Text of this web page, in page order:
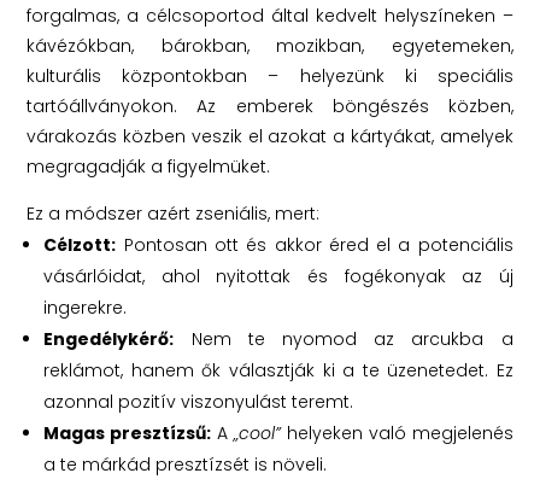
forgalmas, a célcsoportod által kedvelt helyszíneken –
kávézókban, bárokban, mozikban, egyetemeken,
kulturális központokban – helyezünk ki speciális
tartóállványokon. Az emberek böngészés közben,
várakozás közben veszik el azokat a kártyákat, amelyek
megragadják a figyelmüket.
Ez a módszer azért zseniális, mert:
Célzott: Pontosan ott és akkor éred el a potenciális
vásárlóidat, ahol nyitottak és fogékonyak az új
ingerekre.
Engedélykérő: Nem te nyomod az arcukba a
reklámot, hanem ők választják ki a te üzenetedet. Ez
azonnal pozitív viszonyulást teremt.
Magas presztízsű: A„cool”helyeken való megjelenés
a te márkád presztízsét is növeli.